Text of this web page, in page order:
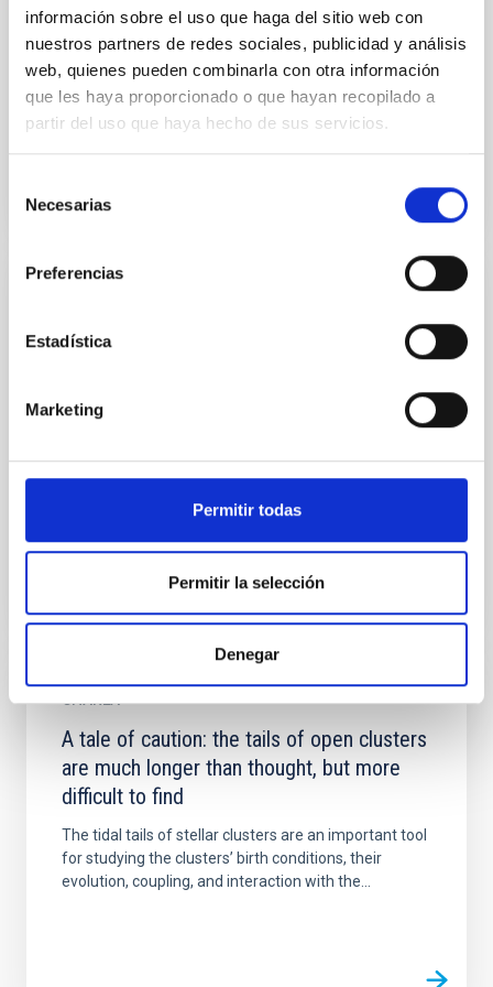
información sobre el uso que haga del sitio web con
nuestros partners de redes sociales, publicidad y análisis
web, quienes pueden combinarla con otra información
que les haya proporcionado o que hayan recopilado a
partir del uso que haya hecho de sus servicios.
Necesarias
Preferencias
Estadística
Marketing
Permitir todas
Permitir la selección
Denegar
Un año más, el Instituto de Astrofísica de Canarias
(IAC) muestra su compromiso con la Igualdad de
género organizando un gran número de actividades
en torno al...
11 de febrero: actividades online para
promover las vocaciones científicas entre
las más jóvenes
Mujer y la Niña en la Ciencia con actividades para
promover el interés de las más jóvenes en las
CHARLA
A tale of caution: the tails of open clusters
are much longer than thought, but more
difficult to find
The tidal tails of stellar clusters are an important tool
for studying the clusters’ birth conditions, their
evolution, coupling, and interaction with the...